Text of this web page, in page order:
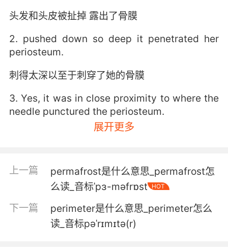
头发和头皮被扯掉 露出了骨膜
2. pushed down so deep it penetrated her
periosteum.
刺得太深以至于刺穿了她的骨膜
3. Yes, it was in close proximity to where the
needle punctured the periosteum.
对 这与针穿透骨膜的地方 非常接近
purposes takes medical training.
为了移植目的而在骨膜内切割 这是需要受过医学
训练的
展开更多
上一篇
permafrost是什么意思_permafrost怎
么读_音标ˈpɜ-məfrɒst
HOT
下一篇
perimeter是什么意思_perimeter怎么
读_音标pəˈrɪmɪtə(r)